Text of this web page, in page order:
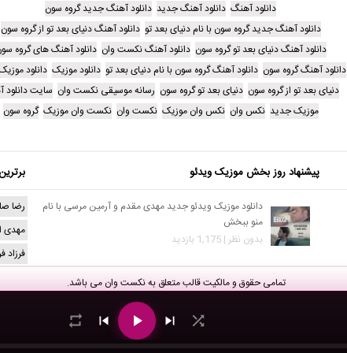
دانلود آهنگ دانلود آهنگ جدید دانلود آهنگ جدید گروه سون
دانلود آهنگ جدید گروه سون با نام دنیای بعد تو دانلود آهنگ دنیای بعد تو از گروه سون
دانلود آهنگ دنیای بعد تو گروه سون دانلود آهنگ نکست وان دانلود آهنگ های گروه
دانلود آهنگ گروه سون دانلود آهنگ گروه سون با نام دنیای بعد تو دانلود موزیک دانلود
دنیای بعد تو از گروه سون دنیای بعد تو گروه سون رسانه موسیقی نکست وان سایت دانلود
موزیک جدید نکس وان نکس وان موزیک نکست وان نکست وان موزیک گروه سون
پیشنهاد روز بخش موزیک ویدئو
دانلود موزیک ویدئو جدید مهدی مقدم و آرمین مرسی با نام
منو ببخش
بدون نظر | 1,175 بازدید
رضا
مهدی
فرزاد
تمامی حقوق و مالکیت قالب متعلق بهنکست وانمی باشد.